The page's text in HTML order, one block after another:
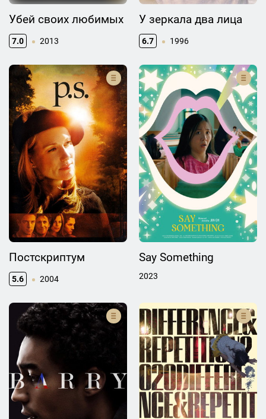
Убей своих любимых
7.0 2013
У зеркала два лица
6.7 1996
Постскриптум
5.6 2004
Say Something
2023